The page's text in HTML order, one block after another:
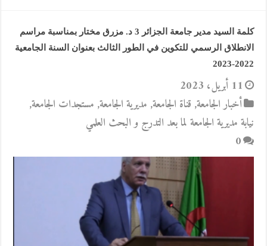
كلمة السيد مدير جامعة الجزائر 3 د. مزرق مختار بمناسبة مراسم
الانطلاق الرسمي للتكوين في الطور الثالث بعنوان السنة الجامعية
2022-2023
11 أبريل، 2023
أخبار الجامعة, قناة الجامعة, مديرية الجامعة, مستجدات الجامعة,
نيابة مديرية الجامعة لما بعد التدرج و البحث العلمي
0